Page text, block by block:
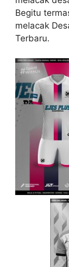
Begitu
melacak
Terbaru.